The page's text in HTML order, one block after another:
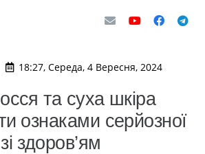
18:27, Середа, 4 Вересня, 2024
та суха шкіра
ознаками серйозної
здоров’ям